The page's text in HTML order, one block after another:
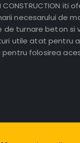
iti
necesarului de
turnare beton si
utile atat pentru
folosirea